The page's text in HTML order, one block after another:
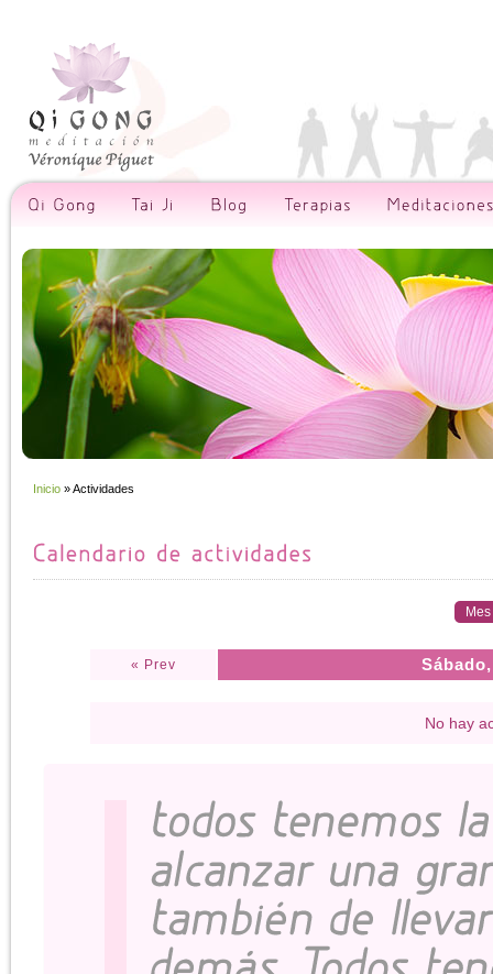
Inicio » Actividades
Mes
« Prev
No hay